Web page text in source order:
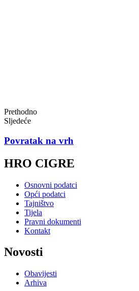
Prethodno
Sljedeće
Povratak na vrh
HRO CIGRE
Osnovni podatci
Opći podatci
Tajništvo
Tijela
Pravni dokumenti
Kontakt
Novosti
Obavijesti
Arhiva